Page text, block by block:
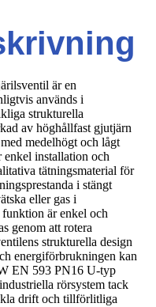
är en
används i
strukturella
av höghållfast gjutjärn
medelhögt och lågt
installation och
tätningsmaterial för
i stängt
eller gas i
är enkel och
genom att rotera
strukturella design
energiförbrukningen kan
EN 593 PN16 U-typ
rörsystem tack
drift och tillförlitliga